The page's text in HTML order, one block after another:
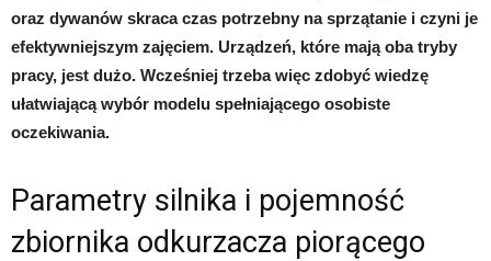
oraz dywanów skraca czas potrzebny na sprzątanie i czyni je
efektywniejszym zajęciem. Urządzeń, które mają oba tryby
pracy, jest dużo. Wcześniej trzeba więc zdobyć wiedzę
ułatwiającą wybór modelu spełniającego osobiste
oczekiwania.
Parametry silnika i pojemność
zbiornika odkurzacza piorącego